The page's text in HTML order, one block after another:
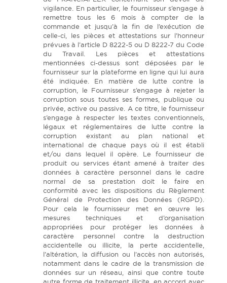
vigilance. En particulier, le fournisseur s’engage à
remettre tous les 6 mois à compter de la
commande et jusqu’à la fin de l’exécution de
celle-ci, les pièces et attestations sur l’honneur
prévues à l’article D 8222-5 ou D 8222-7 du Code
du Travail. Les pièces et attestations
mentionnées ci-dessus sont déposées par le
fournisseur sur la plateforme en ligne qui lui aura
été indiquée. En matière de lutte contre la
corruption, le Fournisseur s’engage à rejeter la
corruption sous toutes ses formes, publique ou
privée, active ou passive. A ce titre, le fournisseur
s’engage à respecter les textes conventionnels,
légaux et réglementaires de lutte contre la
corruption existant au plan national et
international de chaque pays où il est établi
et/ou dans lequel il opère. Le fournisseur de
produit ou services étant amené à traiter des
données à caractère personnel dans le cadre
normal de sa prestation doit le faire en
conformité avec les dispositions du Règlement
Général de Protection des Données (RGPD).
Pour cela le fournisseur met en œuvre les
mesures techniques et d’organisation
appropriées pour protéger les données à
caractère personnel contre la destruction
accidentelle ou illicite, la perte accidentelle,
l’altération, la diffusion ou l’accès non autorisés,
notamment dans le cadre de la transmission de
données sur un réseau, ainsi que contre toute